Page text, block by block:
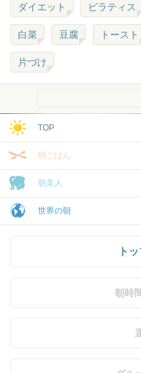
ダイエット ピラティス
白菜 豆腐 トースト
片づけ
TOP
朝ごはん
朝美人
世界の朝
ト
朝時